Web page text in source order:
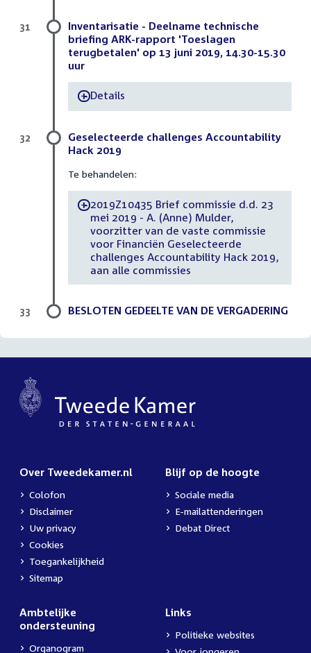
Inventarisatie - Deelname technische
briefing ARK-rapport 'Toeslagen
terugbetalen' op 13 juni 2019, 14.30-15.30
uur
-Details
31
Geselecteerde challenges Accountability
Hack 2019
Te behandelen:
-2019Z10435 Brief commissie d.d. 23
mei 2019 - A. (Anne) Mulder,
voorzitter van de vaste commissie
voor Financiën Geselecteerde
challenges Accountability Hack 2019,
aan alle commissies
32
BESLOTEN GEDEELTE VAN DE VERGADERING
33
Over Tweedekamer.nl
Colofon
Disclaimer
Uw privacy
Cookies
Toegankelijkheid
Sitemap
Blijf op de hoogte
Sociale media
E-mailattenderingen
Debat Direct
Ambtelijke
ondersteuning
Organogram
Links
Politieke websites